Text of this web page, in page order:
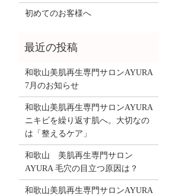
初めてのお客様へ
和歌山美肌再生専門サロンAYURA
7月のお知らせ
和歌山美肌再生専門サロンAYURA
ニキビを繰り返す肌へ。大切なの
は「整えるケア」
和歌山 美肌再生専門サロン
AYURA 毛穴の目立つ原因は？
和歌山美肌再生専門サロンAYURA